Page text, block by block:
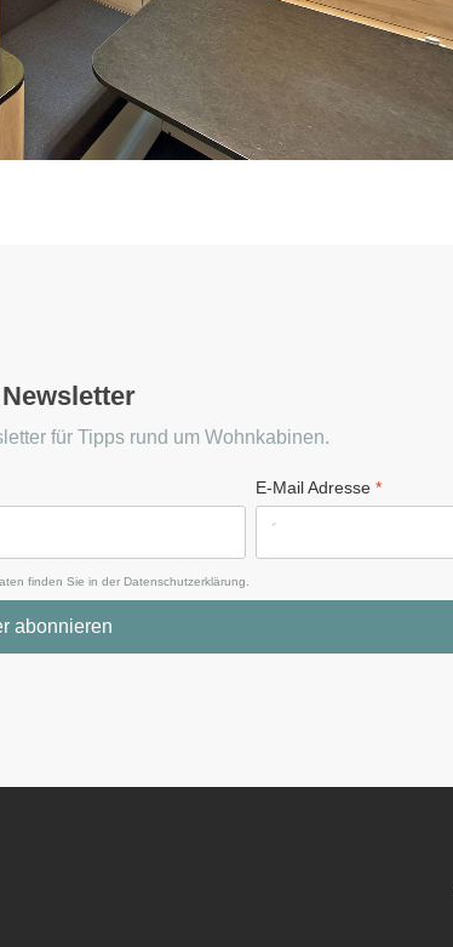
für Tipps rund um Wohnkabinen.
E-Mail Adresse *
finden Sie in der Datenschutzerklärung.
abonnieren